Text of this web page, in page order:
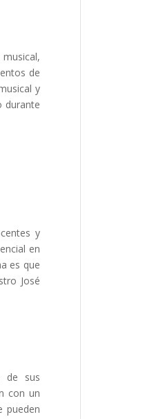
de
y
durante
y
en
es que
José
de sus
con un
pueden